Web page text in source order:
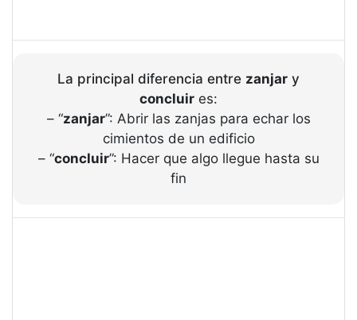
La principal diferencia entre zanjar y
concluir es:
– “zanjar”: Abrir las zanjas para echar los
cimientos de un edificio
– “concluir”: Hacer que algo llegue hasta su
fin